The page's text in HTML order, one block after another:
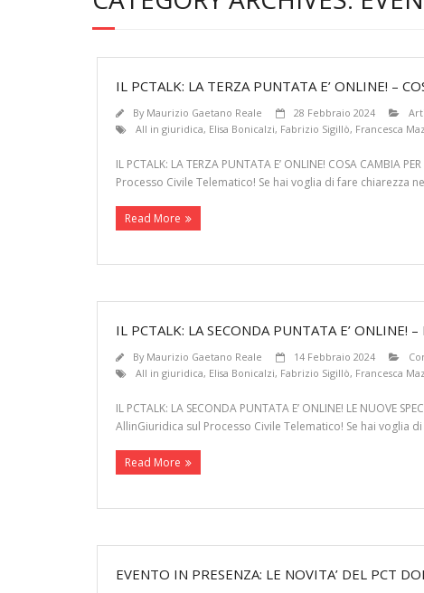
IL PCTALK: LA TERZA PUNTATA E’ ONLINE! –
By Maurizio Gaetano Reale 28 Febbraio 2024
All in giuridica, Elisa Bonicalzi, Fabrizio Sigillò, Francesca
IL PCTALK: LA TERZA PUNTATA E’ ONLINE! COSA CAMBIA
Processo Civile Telematico! Se hai voglia di fare
Read More
IL PCTALK: LA SECONDA PUNTATA E’ ONLINE!
By Maurizio Gaetano Reale 14 Febbraio 2024
All in giuridica, Elisa Bonicalzi, Fabrizio Sigillò, Francesca
IL PCTALK: LA SECONDA PUNTATA E’ ONLINE! LE NUOVE
AllinGiuridica sul Processo Civile Telematico! Se hai
Read More
EVENTO IN PRESENZA: LE NOVITA’ DEL PCT